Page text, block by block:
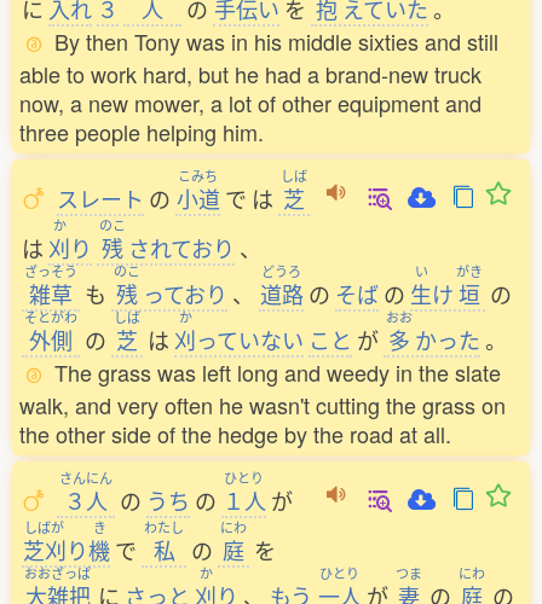
に 入れ ３ 人 の 手伝い を 抱 えていた。
By then Tony was in his middle sixties and still
able to work hard, but he had a brand-new truck
now, a new mower, a lot of other equipment and
three people helping him.
スレート の
こみち
小道 で は
しば
芝
は
か
刈り
のこ
残 されており 、
ざっそう
雑草 も
のこ
残 っており 、
どうろ
道路 の そばの
い
生け
がき
垣 の
そとがわ
外側 の
しば
芝 は
か
刈っていない こと が
おお
多 かった。
The grass was left long and weedy in the slate
walk, and very often he wasn't cutting the grass on
the other side of the hedge by the road at all.
さんにん
３人 の うち の
ひとり
１人 が
しばが
芝刈り
き
機で
わたし
私 の
にわ
庭 を
おおざっぱ
大雑把 に さっと
か
刈り 、 もう
ひとり
一人 が
つま
妻 の
にわ
庭 の